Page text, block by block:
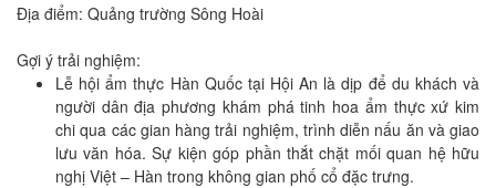
Địa điểm: Quảng trường Sông Hoài
Gợi ý trải nghiệm:
Lễ hội ẩm thực Hàn Quốc tại Hội An là dịp để du khách và
người dân địa phương khám phá tinh hoa ẩm thực xứ kim
chi qua các gian hàng trải nghiệm, trình diễn nấu ăn và giao
lưu văn hóa. Sự kiện góp phần thắt chặt mối quan hệ hữu
nghị Việt – Hàn trong không gian phố cổ đặc trưng.